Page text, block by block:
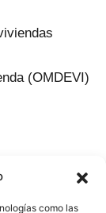
como las
(OMDEVI)